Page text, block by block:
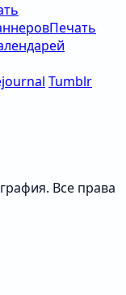
Печать
Tumblr
Все права